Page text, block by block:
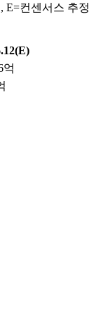
E=컨센서스 추정
억